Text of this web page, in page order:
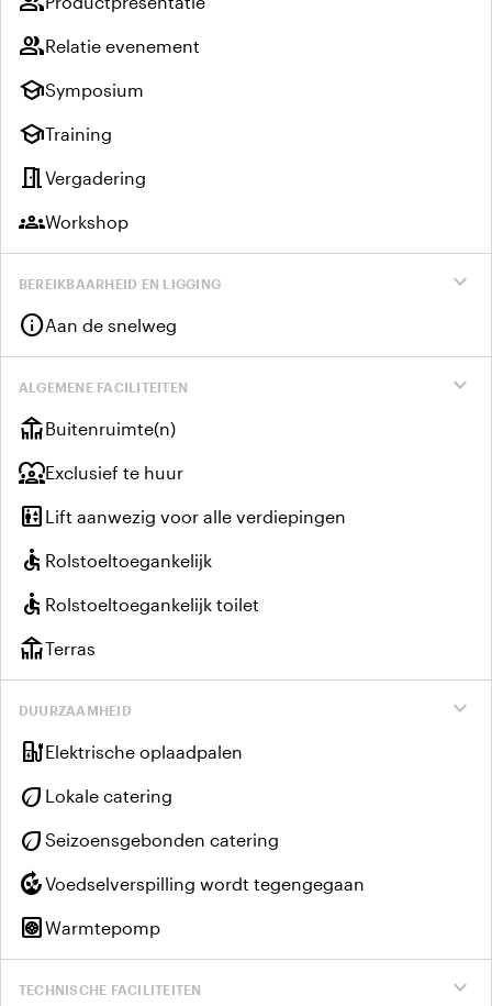
groupRelatie evenement
schoolSymposium
schoolTraining
meeting_roomVergadering
groupsWorkshop
expand_more
BEREIKBAARHEID EN LIGGING
infoAan de snelweg
expand_more
ALGEMENE FACILITEITEN
deckBuitenruimte(n)
diversity_1Exclusief te huur
elevator Lift aanwezig voor alle verdiepingen
accessible Rolstoeltoegankelijk
accessible Rolstoeltoegankelijk toilet
deckTerras
expand_more
DUURZAAMHEID
ev_chargerElektrische oplaadpalen
eco Lokale catering
eco Seizoensgebonden catering
compostVoedselverspilling wordt tegengegaan
heat_pumpWarmtepomp
expand_more
TECHNISCHE FACILITEITEN